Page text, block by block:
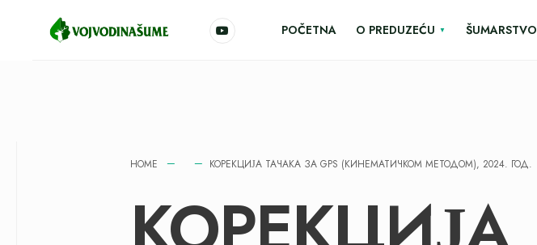
POČETNA O PREDUZEĆU ŠUMARSTVO
HOME КОРЕКЦИЈА ТАЧАКА ЗА GPS (КИНЕМАТИЧКОМ МЕТОДОМ), 2024. ГОД.